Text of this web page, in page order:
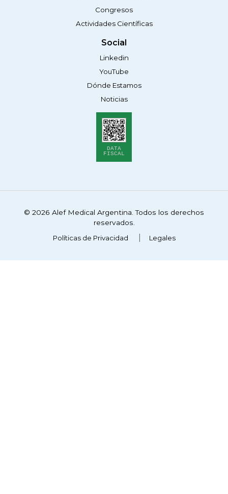
Congresos
Actividades Científicas
Social
Linkedin
YouTube
Dónde Estamos
Noticias
DATA
FISCAL
© 2026 Alef Medical Argentina. Todos los derechos
reservados.
Políticas de Privacidad
Legales